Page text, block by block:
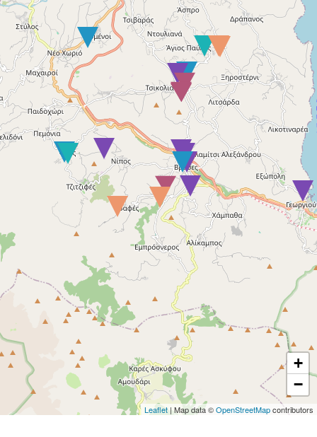
Μάθε περισσότερα
ΔΕΛΤΙΟ ΤΥΠΟΥ – Η 4η Γιορτή του Απόδημου
Κρητικού: Μια μεγάλη αγκαλιά…
04/08/2026
Μάθε περισσότερα
ΑΝΑΚΟΙΝΩΣΗ 14/2026 Για την πρόσληψη
προσωπικού με σχέση εργασίας ιδιωτικού
δικαίου ορισμένου…
04/08/2026
Μάθε περισσότερα
Δελτίο τύπου – Δεν ήταν κινδυνολογία. Ήταν
η αλήθεια.
04/08/2026
Μάθε περισσότερα
ΠΡΟΣΚΛΗΣΗ ΕΝΔΙΑΦΕΡΟΝΤΟΣ ΓΙΑ
ΥΠΟΒΟΛΗ ΠΡΟΣΦΟΡΑΣ ΓΙΑ ΤΗΝ ΕΠΙΛΟΓΗ
+
−
Leaflet | Map data ©OpenStreetMapcontributors